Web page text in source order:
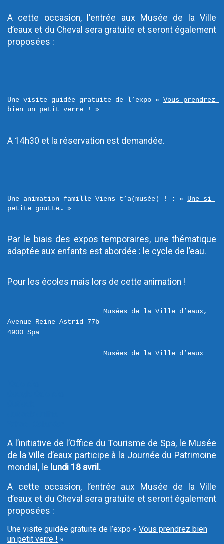
A cette occasion, l'entrée aux Musée de la Ville
d’eaux et du Cheval sera gratuite et seront également
proposées :
Une visite guidée gratuite de l’expo « Vous prendrez
bien un petit verre !
»
A 14h30 et la réservation est demandée.
Une animation famille Viens t’a(musée) ! : « Une si
petite goutte… »
Par le biais des expos temporaires, une thématique
adaptée aux enfants est abordée : le cycle de l’eau.
Pour les écoles mais lors de cette animation !
Musées de la Ville d’eaux,
Avenue Reine Astrid 77b
Musées de la Ville d’eaux
A l’initiative de l’Office du Tourisme de Spa, le Musée
de la Ville d’eaux participe à la Journée du Patrimoine
mondial, le lundi 18 avril.
A cette occasion, l’entrée aux Musée de la Ville
d’eaux et du Cheval sera gratuite et seront également
proposées :
Une visite guidée gratuite de l’expo « Vous prendrez bien
un petit verre ! »